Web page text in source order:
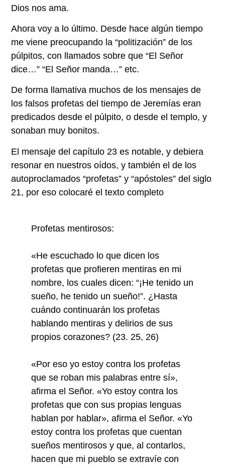
Dios nos ama.
Ahora voy a lo último. Desde hace algún tiempo
me viene preocupando la “politización” de los
púlpitos, con llamados sobre que “El Señor
dice…” “El Señor manda…” etc.
De forma llamativa muchos de los mensajes de
los falsos profetas del tiempo de Jeremías eran
predicados desde el púlpito, o desde el templo, y
sonaban muy bonitos.
El mensaje del capítulo 23 es notable, y debiera
resonar en nuestros oídos, y también el de los
autoproclamados “profetas” y “apóstoles” del siglo
21, por eso colocaré el texto completo
Profetas mentirosos:
«He escuchado lo que dicen los
profetas que profieren mentiras en mi
nombre, los cuales dicen: “¡He tenido un
sueño, he tenido un sueño!”. ¿Hasta
cuándo continuarán los profetas
hablando mentiras y delirios de sus
propios corazones? (23. 25, 26)
«Por eso yo estoy contra los profetas
que se roban mis palabras entre sí»,
afirma el Señor. «Yo estoy contra los
profetas que con sus propias lenguas
hablan por hablar», afirma el Señor. «Yo
estoy contra los profetas que cuentan
sueños mentirosos y que, al contarlos,
hacen que mi pueblo se extravíe con